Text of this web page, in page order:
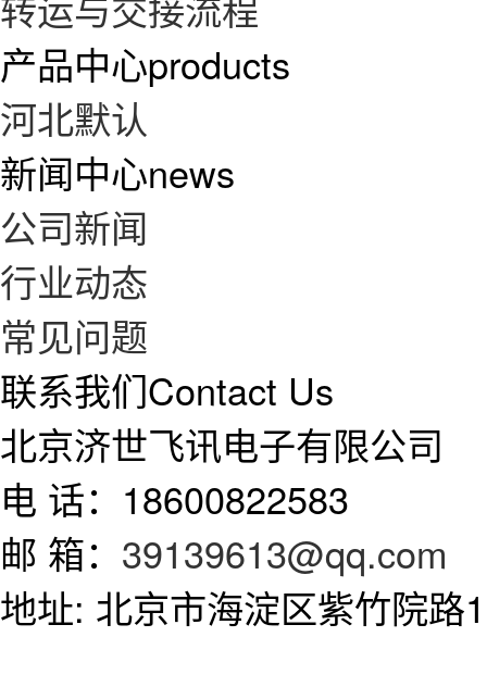
产品中心products
河北默认
新闻中心news
公司新闻
行业动态
常见问题
联系我们Contact Us
北京济世飞讯电子有限公司
电 话：18600822583
邮 箱： 39139613@qq.com
地址: 北京市海淀区紫竹院路